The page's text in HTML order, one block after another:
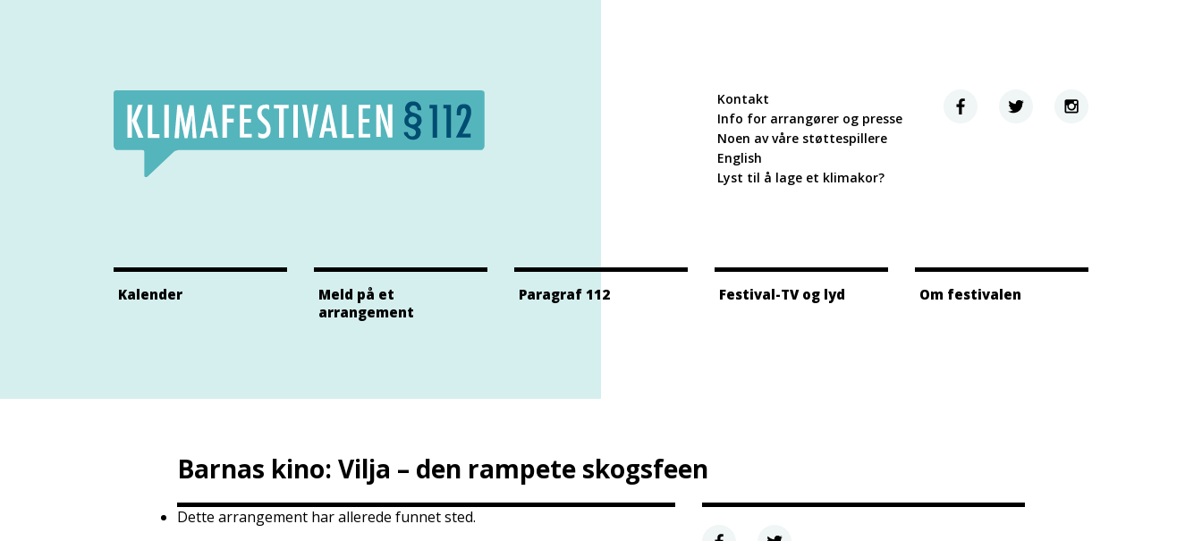
Kontakt
Info for arrangører og presse
Noen av våre støttespillere
English
Lyst til å lage et klimakor?
Klimafestivalens Twitter side
Klimafestivalens Instagram side
Kalender
Meld på et
arrangement
Paragraf 112 Festival-TV og lyd Om festivalen
Barnas kino: Vilja – den rampete skogsfeen
Dette arrangement har allerede funnet sted.